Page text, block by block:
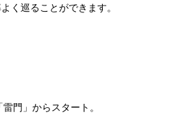
く巡ることができます。
門」からスタート。